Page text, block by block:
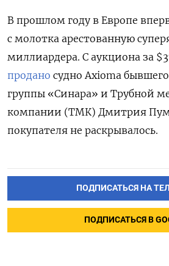
В прошлом году в Европе
с молотка арестованную
миллиардера. С аукциона за
продано судно Axioma
группы «Синара» и Трубной
компании (ТМК) Дмитрия
покупателя не раскрывалось.
ПОДПИСАТЬСЯ НА
ПОДПИСАТЬСЯ В